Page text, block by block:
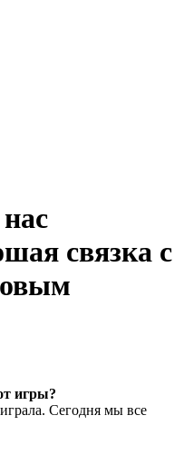
связка с
игры?
Сегодня мы все